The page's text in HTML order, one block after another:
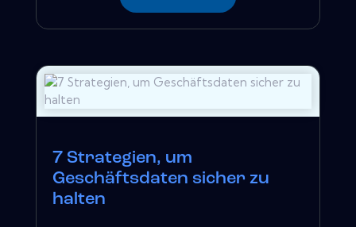
7 Strategien, um
Geschäftsdaten sicher zu
halten